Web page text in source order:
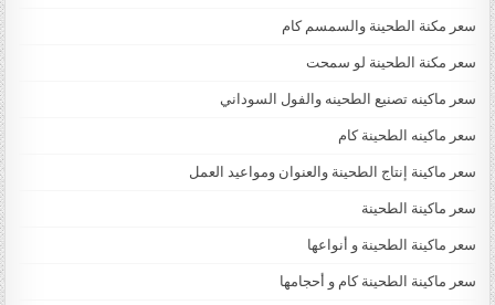
سعر مكنة الطحينة والسمسم كام
سعر مكنة الطحينة لو سمحت
سعر ماكينه تصنيع الطحينه والفول السوداني
سعر ماكينه الطحينة كام
سعر ماكينة إنتاج الطحينة والعنوان ومواعيد العمل
سعر ماكينة الطحينة
سعر ماكينة الطحينة و أنواعها
سعر ماكينة الطحينة كام و أحجامها